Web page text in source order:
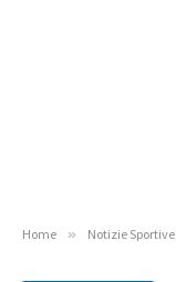
Home » Notizie Sportive